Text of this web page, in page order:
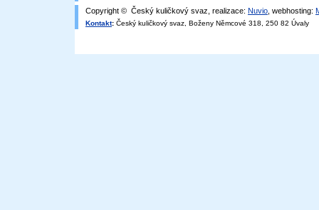
Copyright © Český kuličkový svaz, realizace: Nuvio , webhosting:
Kontakt: Český kuličkový svaz, Boženy Němcové 318, 250 82 Úvaly